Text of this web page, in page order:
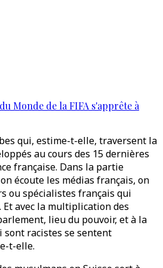
Monde de la FIFA s'apprête à
qui, estime-t-elle, traversent la
au cours des 15 dernières
française. Dans la partie
écoute les médias français, on
ou spécialistes français qui
avec la multiplication des
lieu du pouvoir, et à la
sont racistes se sentent
t-elle.